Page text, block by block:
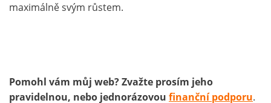
maximálně svým růstem.
Pomohl vám můj web? Zvažte prosím jeho
pravidelnou, nebo jednorázovou finanční podporu.